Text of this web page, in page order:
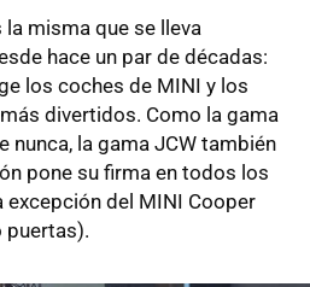
misma que se lleva
hace un par de décadas:
los coches de MINI y los
divertidos. Como la gama
nunca, la gama JCW también
pone su firma en todos los
excepción del MINI Cooper
puertas).